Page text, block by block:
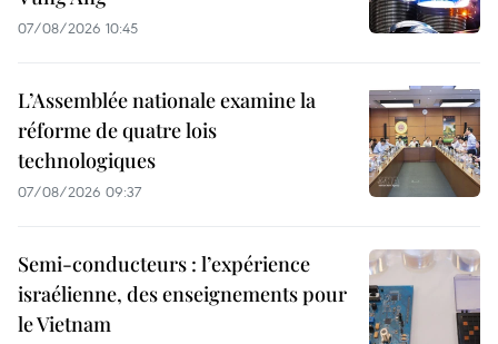
07/08/2026 10:45
L’Assemblée nationale examine la
réforme de quatre lois
technologiques
07/08/2026 09:37
Semi-conducteurs : l’expérience
israélienne, des enseignements pour
le Vietnam